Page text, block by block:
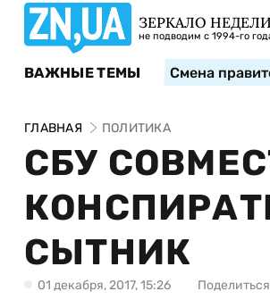
ЗЕРКАЛО НЕДЕЛИ
не подводим с 1994-го
ВАЖНЫЕ ТЕМЫ Смена
ГЛАВНАЯ ПОЛИТИКА
СБУ
СЫТНИК
01 декабря, 2017, 15:26 Поделиться